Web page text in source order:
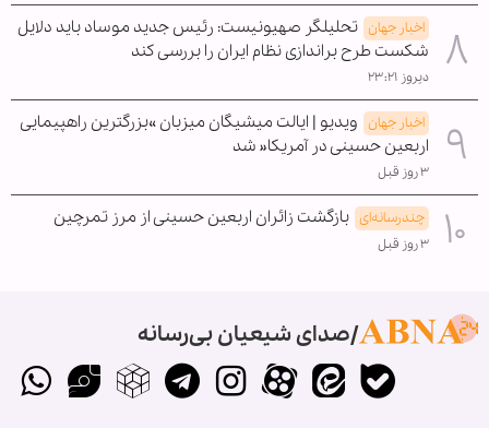
اخبار جهان تحلیلگر صهیونیست: رئیس جدید موساد باید دلایل
شکست طرح براندازی نظام ایران را بررسی کند
دیروز ۲۳:۲۱
اخبار جهان ویدیو | ایالت میشیگان میزبان »بزرگترین راهپیمایی
اربعین حسینی در آمریکا« شد
۳ روز قبل
چندرسانه‌ای بازگشت زائران اربعین حسینی از مرز تمرچین
۳ روز قبل
صدای شیعیان بی‌رسانه